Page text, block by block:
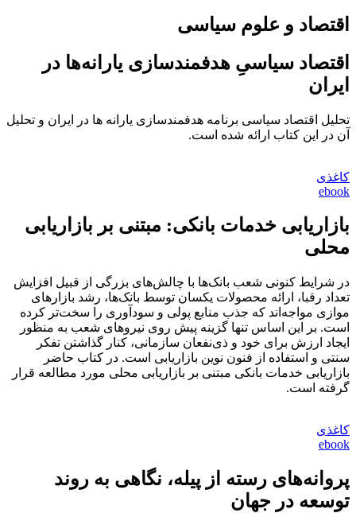
اقتصاد و علوم سیاسی
اقتصاد سیاسیِ هدفمندسازی یارانه‌ها در
ایران
تحلیل اقتصاد سیاسی برنامه هدفمندسازی یارانه ها در ایران و تحلیل
آن در این کتاب ارائه شده است.
کاغذی
ebook
بازاریابی خدمات بانکی: مبتنی بر بازاریابی
محلی
در شرایط کنونی شعب بانک‌ها با چالش‌های بزرگی از قبیل افزایش
تعداد رقبا، ارائه محصولات یکسان توسط بانک‌ها، رشد بازارهای
موازی مواجه‌اند که جذب منابع پولی و سودآوری را سخت‌تر کرده
است. بر این اساس تنها گزینه پیش روی نیروهای شعب به منظور
ایجاد ارزش‌ برای خود و ذی‌نفعان سازمانی، کنار گذاشتن تفکر
سنتی و استفاده از فنون نوین بازاریابی است. در کتاب حاضر
بازاریابی خدمات بانکی مبتنی بر بازاریابی محلی مورد مطالعه قرار
گرفته است.
کاغذی
ebook
پروانه‌های رسته از پیله، نگاهی به روند
توسعه در جهان